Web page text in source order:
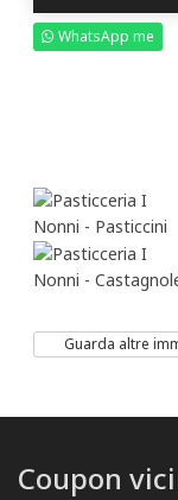
WhatsApp me
Guarda altre
Coupon